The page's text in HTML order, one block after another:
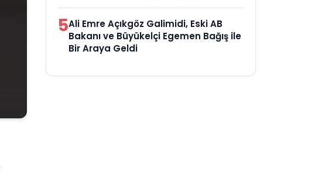
5Ali Emre Açıkgöz Galimidi, Eski AB
Bakanı ve Büyükelçi Egemen Bağış ile
Bir Araya Geldi